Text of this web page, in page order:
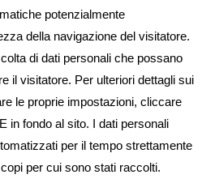
potenzialmente
della navigazione del visitatore.
di dati personali che possano
il visitatore. Per ulteriori dettagli sui
le proprie impostazioni, cliccare
in fondo al sito. I dati personali
per il tempo strettamente
per cui sono stati raccolti.